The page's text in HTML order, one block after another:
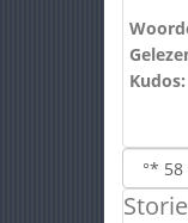
Kudos: